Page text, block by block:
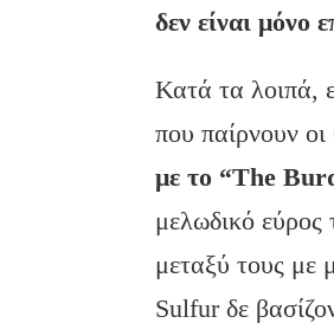
δεν είναι μόνο
Κατά τα λοιπά,
που παίρνουν
με το “The
μελωδικό
μεταξύ τους με
Sulfur δε